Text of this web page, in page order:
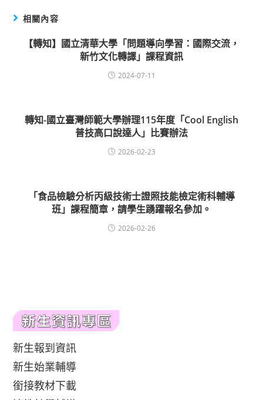
相關內容
【轉知】國立清華大學「問題導向學習：國際交流，
新竹文化轉譯」課程資訊
2024-07-11
轉知-國立臺灣師範大學辦理115年度「Cool English
普技高口說達人」比賽辦法
2026-02-23
「食品檢驗分析丙級技術士證照技能檢定術科輔導
班」課程簡章，請學生踴躍報名參加。
2026-02-26
新生報到資訊
新生始業輔導
銜接教材下載